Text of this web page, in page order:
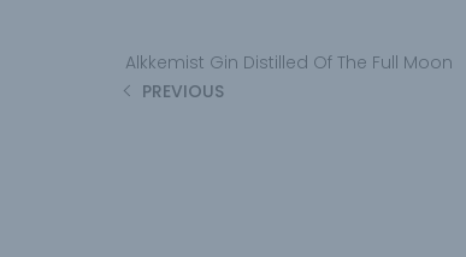
Alkkemist Gin Distilled Of The Full Moon
PREVIOUS